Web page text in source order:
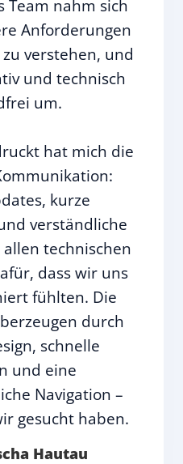
Team nahm sich
Anforderungen
verstehen, und
und technisch
um.
hat mich die
kurze
verständliche
technischen
dass wir uns
fühlten. Die
durch
schnelle
und eine
Navigation –
gesucht haben.
Hautau